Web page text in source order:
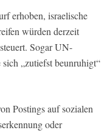
erhoben, israelische
würden derzeit
Sogar UN-
„zutiefst beunruhigt“
Postings auf sozialen
oder